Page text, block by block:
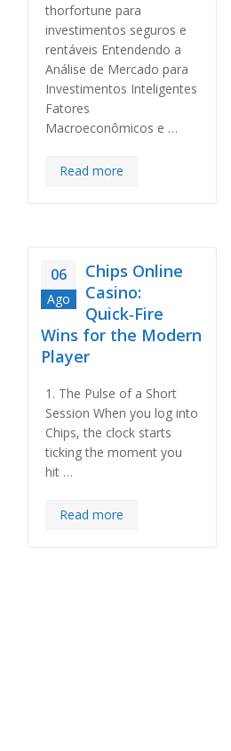
thorfortune para
investimentos seguros e
rentáveis Entendendo a
Análise de Mercado para
Investimentos Inteligentes
Fatores
Macroeconômicos e …
Read more
06
Ago
Chips Online
Casino:
Quick‑Fire
Wins for the Modern
Player
1. The Pulse of a Short
Session When you log into
Chips, the clock starts
ticking the moment you
hit …
Read more